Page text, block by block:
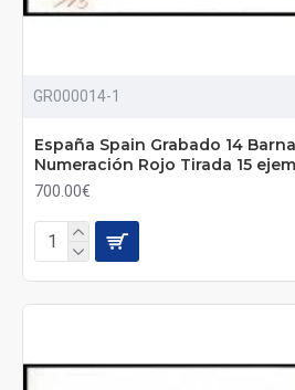
GR000014-1
España Spain Grabado 14
Numeración Rojo Tirada 15
700.00€